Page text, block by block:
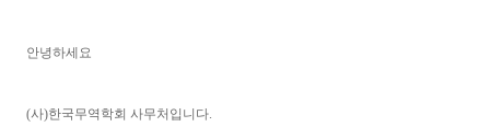
안녕하세요
(사)한국무역학회 사무처입니다.